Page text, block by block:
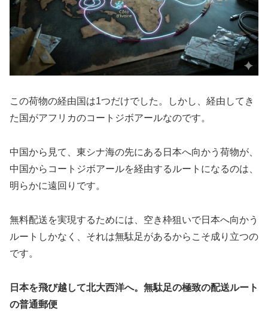
この荷物の経由国は1つだけでした。しかし、経由してき
た国がアフリカのコートジボアールなのです。
中国から見て、東シナ海の先にある日本へ向かう荷物が、
中国からコートジボアールを経由するルートになるのは、
明らかに遠回りです。
無料配送を実現するためには、空き枠狙いで日本へ向かう
ルートしかなく、それは無駄足があるからこそ成り立つの
です。
日本を飛び越して北大西洋へ。無駄足の極致の配送ルート
の普通郵便